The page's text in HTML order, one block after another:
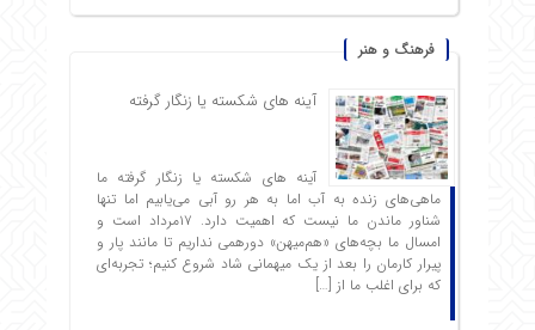
فرهنگ و هنر
آینه های شکسته یا زنگار گرفته
آینه های شکسته یا زنگار گرفته ما
ماهی‌های زنده به آب اما به هر رو آبی می‌یابیم اما تنها
شناور ماندن ما نیست که اهمیت دارد. ۱۷مرداد است و
امسال ما بچه‌های «هم‌میهن» دورهمی نداریم تا مانند پار و
پیرار کارمان را بعد از یک میهمانی شاد شروع ‌کنیم؛ تجربه‌ای
که برای اغلب ما از […]